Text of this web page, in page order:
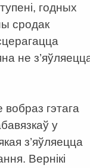
годных
сродак
не
гэтага
у
з’яўляецца
Вернікі